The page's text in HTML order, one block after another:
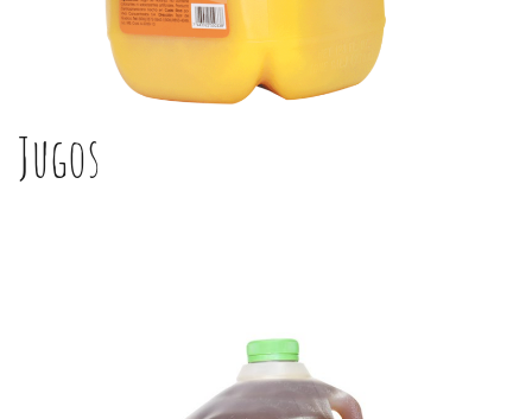
Jugos